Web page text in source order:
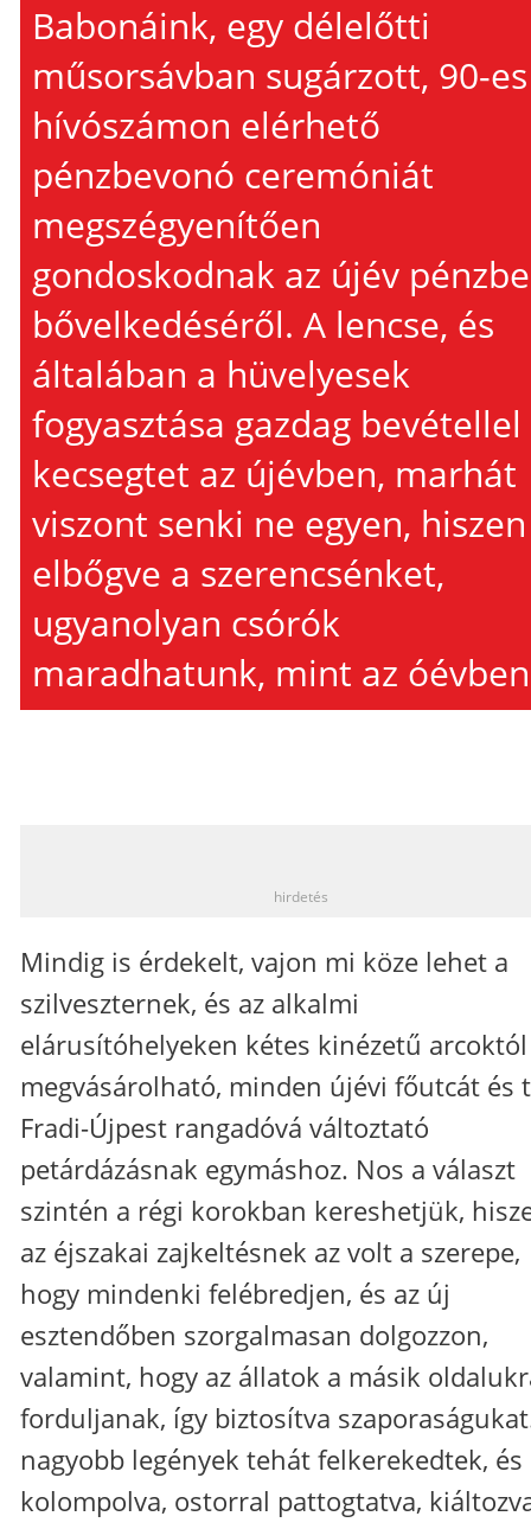
Babonáink, egy délelőtti
műsorsávban sugárzott, 90-es
hívószámon elérhető
pénzbevonó ceremóniát
megszégyenítően
gondoskodnak az újév
bővelkedéséről. A lencse, és
általában a hüvelyesek
fogyasztása gazdag bevétellel
kecsegtet az újévben, marhát
viszont senki ne egyen, hiszen
elbőgve a szerencsénket,
ugyanolyan csórók
maradhatunk, mint az
hirdetés
Mindig is érdekelt, vajon mi köze lehet a
szilveszternek, és az alkalmi
elárusítóhelyeken kétes kinézetű arcoktól
megvásárolható, minden újévi főutcát és
Fradi-Újpest rangadóvá változtató
petárdázásnak egymáshoz. Nos a választ
szintén a régi korokban kereshetjük,
az éjszakai zajkeltésnek az volt a szerepe,
hogy mindenki felébredjen, és az új
esztendőben szorgalmasan dolgozzon,
valamint, hogy az állatok a másik
forduljanak, így biztosítva
nagyobb legények tehát felkerekedtek, és
kolompolva, ostorral pattogtatva,